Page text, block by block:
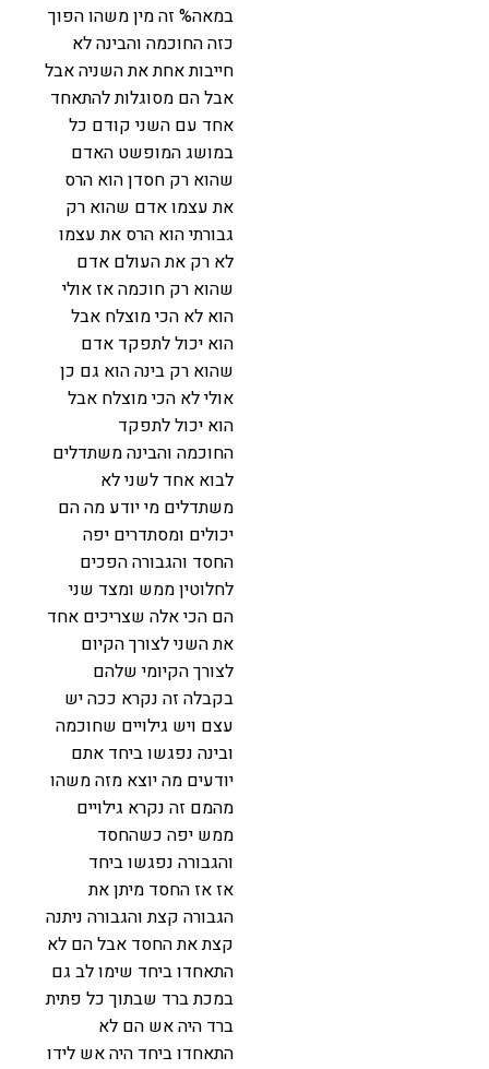
במאה% זה מין משהו הפוך
כזה החוכמה והבינה לא
חייבות אחת את השניה אבל
אבל הם מסוגלות להתאחד
אחד עם השני קודם כל
במושג המופשט האדם
שהוא רק חסדן הוא הרס
את עצמו אדם שהוא רק
גבורתי הוא הרס את עצמו
לא רק את העולם אדם
שהוא רק חוכמה אז אולי
הוא לא הכי מוצלח אבל
הוא יכול לתפקד אדם
שהוא רק בינה הוא גם כן
אולי לא הכי מוצלח אבל
הוא יכול לתפקד
החוכמה והבינה משתדלים
לבוא אחד לשני לא
משתדלים מי יודע מה הם
יכולים ומסתדרים יפה
החסד והגבורה הפכים
לחלוטין ממש ומצד שני
הם הכי אלה שצריכים אחד
את השני לצורך הקיום
לצורך הקיומי שלהם
בקבלה זה נקרא ככה יש
עצם ויש גילויים שחוכמה
ובינה נפגשו ביחד אתם
יודעים מה יוצא מזה משהו
מהמם זה נקרא גילויים
ממש יפה כשהחסד
והגבורה נפגשו ביחד
אז אז החסד מיתן את
הגבורה קצת והגבורה ניתנה
קצת את החסד אבל הם לא
התאחדו ביחד שימו לב גם
במכת ברד שבתוך כל פתית
ברד היה אש הם לא
התאחדו ביחד היה אש לידו